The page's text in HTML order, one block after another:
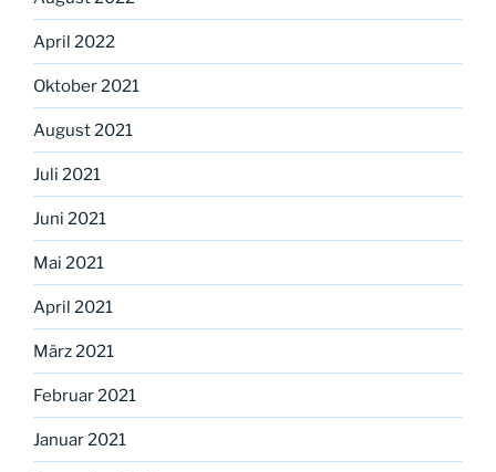
April 2022
Oktober 2021
August 2021
Juli 2021
Juni 2021
Mai 2021
April 2021
März 2021
Februar 2021
Januar 2021